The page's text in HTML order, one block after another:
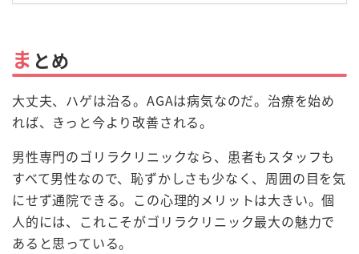
ま とめ
大丈夫、ハゲは治る。AGAは病気なのだ。治療を始め
れば、きっと今より改善される。
男性専門のゴリラクリニックなら、患者もスタッフも
すべて男性なので、恥ずかしさも少なく、周囲の目を気
にせず通院できる。この心理的メリットは大きい。個
人的には、これこそがゴリラクリニック最大の魅力で
あると思っている。